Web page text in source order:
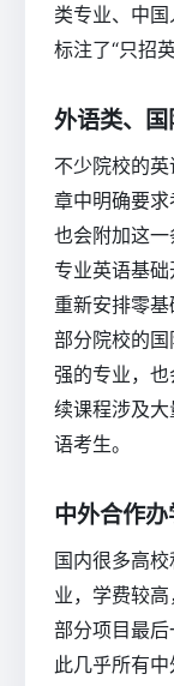
类专业、中
标注了“只招
外语类、
不少院校的
章中明确要
也会附加这
专业英语基
重新安排零基
部分院校的
强的专业，
续课程涉及
语考生。
中外合作
国内很多高
业，学费较高
部分项目最
此几乎所有